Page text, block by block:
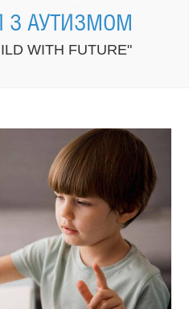
З АУТИЗМОМ
WITH FUTURE"